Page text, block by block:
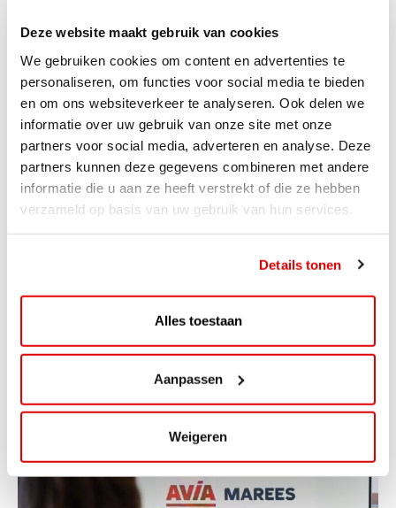
Deze website maakt gebruik van cookies
We gebruiken cookies om content en advertenties te
personaliseren, om functies voor social media te bieden
en om ons websiteverkeer te analyseren. Ook delen we
informatie over uw gebruik van onze site met onze
partners voor social media, adverteren en analyse. Deze
partners kunnen deze gegevens combineren met andere
informatie die u aan ze heeft verstrekt of die ze hebben
verzameld op basis van uw gebruik van hun services.
Details tonen
Alles toestaan
Aanpassen
Weigeren
ViaLuxury Hotels
Toe aan een ontspannen nachtje...